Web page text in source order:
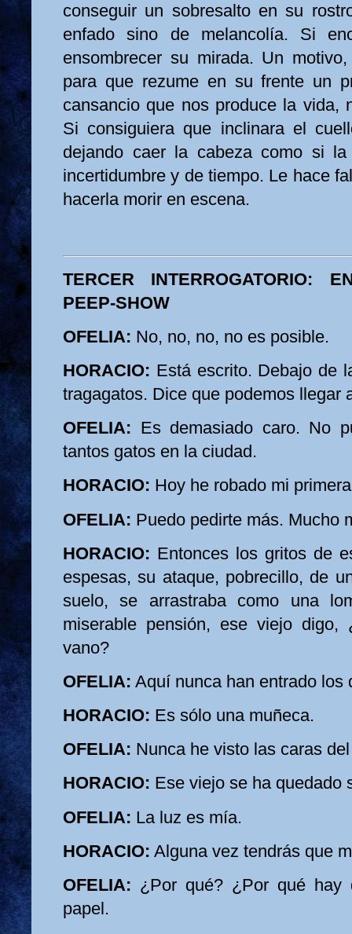
conseguir un sobresalto en su
enfado sino de melancolía. Si
ensombrecer su mirada. Un
para que rezume en su frente un
cansancio que nos produce la vida,
Si consiguiera que inclinara el
dejando caer la cabeza como si
incertidumbre y de tiempo. Le hace
hacerla morir en escena.
TERCER INTERROGATORIO:
PEEP-SHOW
OFELIA: No, no, no, no es posible.
HORACIO: Está escrito. Debajo de
tragagatos. Dice que podemos llegar
OFELIA: Es demasiado caro. No
tantos gatos en la ciudad.
HORACIO: Hoy he robado mi
OFELIA: Puedo pedirte más. Mucho
HORACIO: Entonces los gritos de
espesas, su ataque, pobrecillo, de
suelo, se arrastraba como una
miserable pensión, ese viejo digo,
vano?
OFELIA: Aquí nunca han entrado los
HORACIO: Es sólo una muñeca.
OFELIA: Nunca he visto las caras
HORACIO: Ese viejo se ha quedado
OFELIA: La luz es mía.
HORACIO: Alguna vez tendrás que
OFELIA: ¿Por qué? ¿Por qué
papel.